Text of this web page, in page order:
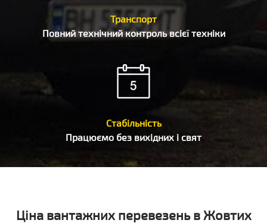
Транспорт
Повний технічний контроль всієї техніки
Стабільність
Працюємо без вихідних і свят
Ціна вантажних перевезень в Жовтих